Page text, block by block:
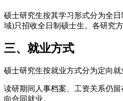
硕士研究生按其学习形式分为全
域)只招收全日制硕士生。各研究
三、就业方式
硕士研究生按就业方式分为定向就
读研期间人事档案、工资关系仍
向合同就业。